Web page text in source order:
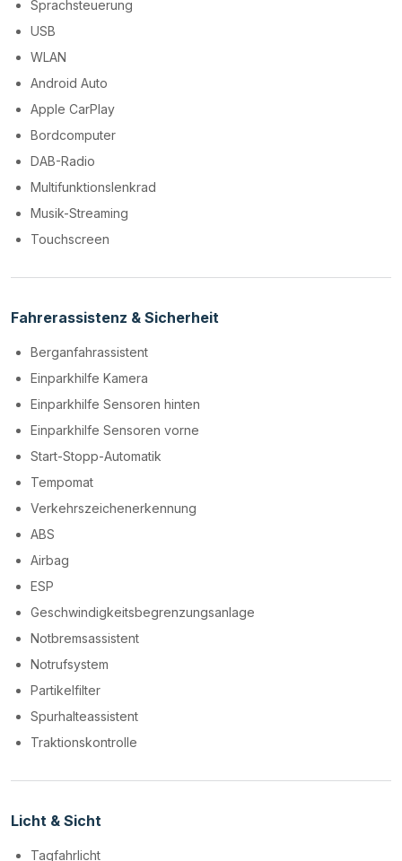
Sprachsteuerung
USB
WLAN
Android Auto
Apple CarPlay
Bordcomputer
DAB-Radio
Multifunktionslenkrad
Musik-Streaming
Touchscreen
Fahrerassistenz & Sicherheit
Berganfahrassistent
Einparkhilfe Kamera
Einparkhilfe Sensoren hinten
Einparkhilfe Sensoren vorne
Start-Stopp-Automatik
Tempomat
Verkehrszeichenerkennung
ABS
Airbag
ESP
Geschwindigkeitsbegrenzungsanlage
Notbremsassistent
Notrufsystem
Partikelfilter
Spurhalteassistent
Traktionskontrolle
Licht & Sicht
Tagfahrlicht